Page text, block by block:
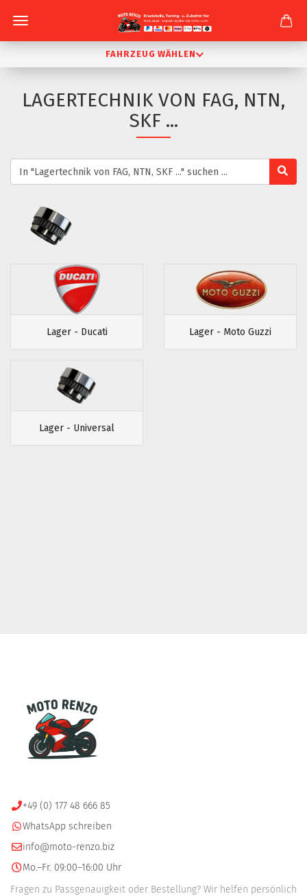
FAHRZEUG WÄHLEN
LAGERTECHNIK VON FAG, NTN,
SKF ...
Lager - Ducati Lager - Moto Guzzi
Lager - Universal
+49 (0) 177 48 666 85
WhatsApp schreiben
info@moto-renzo.biz
Mo.–Fr. 09:00–16:00 Uhr
Fragen zu Passgenauigkeit oder Bestellung? Wir helfen persönlich